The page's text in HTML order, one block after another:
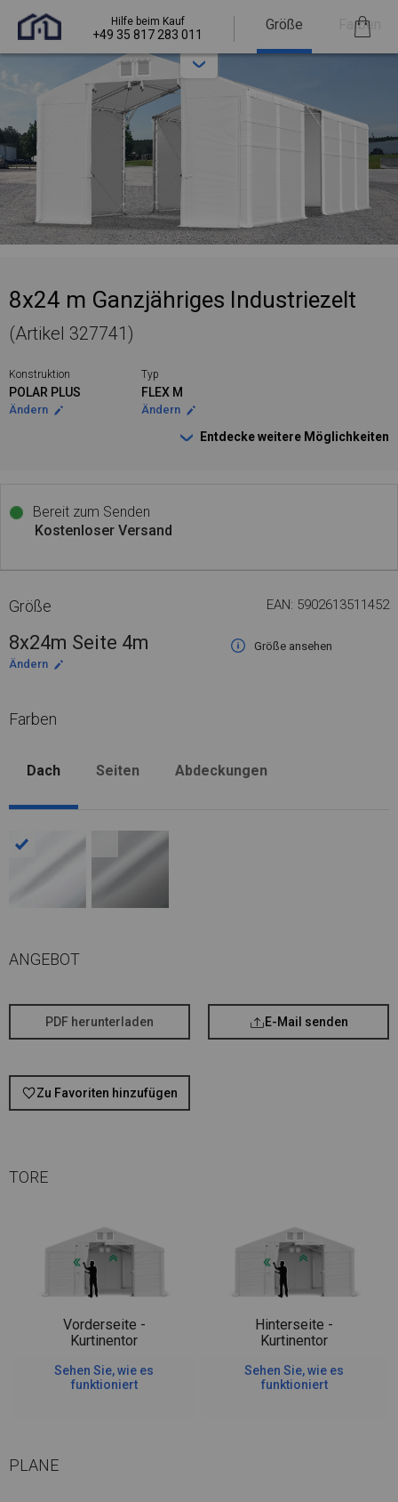
Hilfe beim Kauf
+49 35 817 283 011
Größe Farben
8x24 m Ganzjähriges Industriezelt
(Artikel 327741)
Konstruktion
POLAR PLUS
Ändern
Typ
FLEX M
Ändern
Entdecke weitere Möglichkeiten
Bereit zum Senden
Kostenloser Versand
Größe EAN: 5902613511452
8x24m Seite 4m
Größe ansehen
Ändern
Farben
Dach Seiten Abdeckungen
ANGEBOT
PDF herunterladen E-Mail senden
Zu Favoriten hinzufügen
TORE
Vorderseite -
Kurtinentor
Sehen Sie, wie es
funktioniert
Hinterseite -
Kurtinentor
Sehen Sie, wie es
funktioniert
PLANE